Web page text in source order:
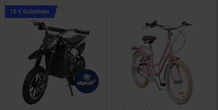
15 € Gutschein Kampagnen
Artikel15
€
Gutschein